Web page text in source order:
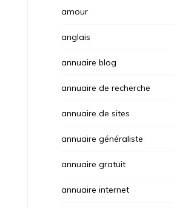
amour
anglais
annuaire blog
annuaire de recherche
annuaire de sites
annuaire généraliste
annuaire gratuit
annuaire internet